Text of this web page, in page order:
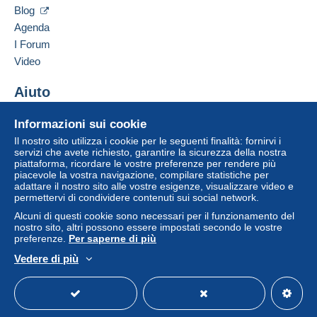
acquisti: Da pagare
Un pagamento non effettuato tramite
pagamento integrato nel sito
dell'acquirente.
clausole relative al pagamento, queste sono da
considerarsi nulle e non dovute. Le condizioni di
pagamento del sito Delcampe, definite nelle
condizioni d'uso, sono le uniche applicabili.
Gli acquisti devono essere pagati entro14 giorni
venditore.
Garanzia:
Diritto di recesso
dell'acquirente.
Per conoscere i termini per il reso e per il rimborso
consulta la Carta Delcampe
75009
Aggiungere questo venditore ai preferiti
Informazioni sui cookie
Il nostro sito utilizza i cookie per le seguenti finalità: fornirvi i
servizi che avete richiesto, garantire la sicurezza della nostra
piattaforma, ricordare le vostre preferenze per rendere più
piacevole la vostra navigazione, compilare statistiche per
adattare il nostro sito alle vostre esigenze, visualizzare video e
permettervi di condividere contenuti sui social network.
Alcuni di questi cookie sono necessari per il funzionamento del
nostro sito, altri possono essere impostati secondo le vostre
preferenze. Per saperne di più
Vedere di più
Blog
Agenda
I Forum
Video
Aiuto
Acquistare su Delcampe
Vendere su Delcampe
Un sito sicuro